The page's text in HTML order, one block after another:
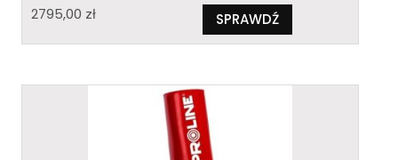
2795,00 zł SPRAWDŹ